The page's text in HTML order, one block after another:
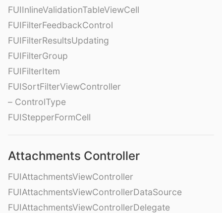
FUIInlineValidationTableViewCell
FUIFilterFeedbackControl
FUIFilterResultsUpdating
FUIFilterGroup
FUIFilterItem
FUISortFilterViewController
– ControlType
FUIStepperFormCell
Attachments Controller
FUIAttachmentsViewController
FUIAttachmentsViewControllerDataSource
FUIAttachmentsViewControllerDelegate